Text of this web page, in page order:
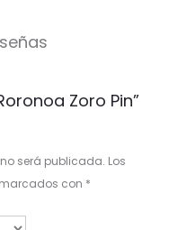
Zoro Pin”
será publicada. Los
con *